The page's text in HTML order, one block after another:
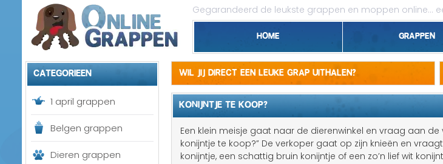
Gegarandeerd de leukste grappen en moppen online...
Home Grappen
Belgen grappen
Domme
Categorieen
1 april grappen
Belgen grappen
Dieren grappen
Wil jij direct een leuke grap uithalen?
KONIJNTJE TE KOOP?
Een klein meisje gaat naar de dierenwinkel en vraag aan de
konijntje te koop?” De verkoper gaat op zijn knieën en
konijntje, een schattig bruin konijntje of een zo’n lief wit